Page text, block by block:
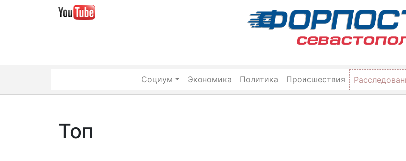
Социум Экономика Политика Происшествия
Топ